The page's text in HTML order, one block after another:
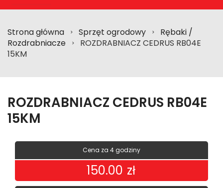
Strona główna > Sprzęt ogrodowy >
Rębaki /
Rozdrabniacze
>
ROZDRABNIACZ CEDRUS RB04E
15KM
ROZDRABNIACZ CEDRUS RB04E
15KM
Cena za 4 godziny
150.00 zł